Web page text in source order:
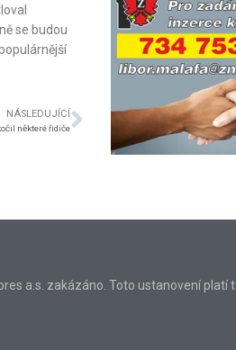
se budou
NÁSLEDUJÍCÍ
některé řidiče
a.s. zakázáno. Toto ustanovení platí